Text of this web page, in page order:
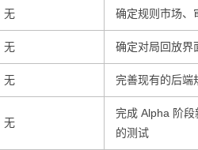
无 确定规则市场、
无 确定对局回放界
无 完善现有的后端
无
完成 Alpha 阶
的测试